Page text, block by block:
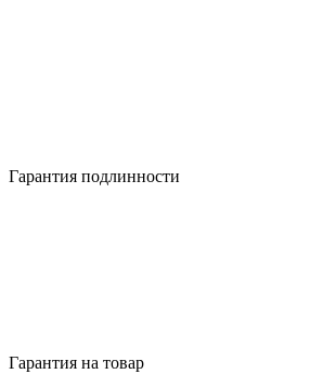
Гарантия подлинности
Гарантия на товар